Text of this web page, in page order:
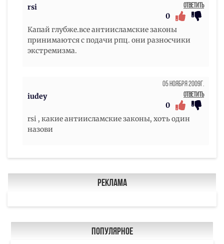
rsi
Ответить
0
Капай глубже.все антиисламские законы
принимаются с подачи рпц. они разносчики
экстремизма.
iudey
05 Ноября 2009г.
Ответить
0
rsi , какие антиисламские законы, хоть один
назови
Реклама
Популярное